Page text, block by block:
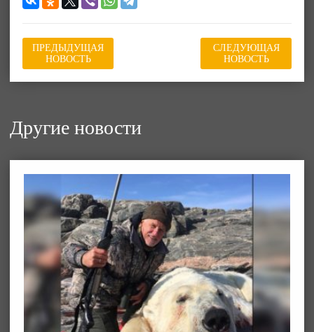
ПРЕДЫДУЩАЯ
НОВОСТЬ
СЛЕДУЮЩАЯ
НОВОСТЬ
Другие новости